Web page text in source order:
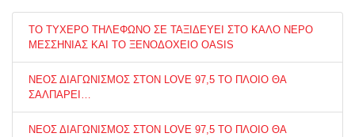
ΤΟ ΤΥΧΕΡΟ ΤΗΛΕΦΩΝΟ ΣΕ ΤΑΞΙΔΕΥΕΙ ΣΤΟ ΚΑΛΟ ΝΕΡΟ
ΜΕΣΣΗΝΙΑΣ ΚΑΙ ΤΟ ΞΕΝΟΔΟΧΕΙΟ OASIS
ΝΕΟΣ ΔΙΑΓΩΝΙΣΜΟΣ ΣΤΟΝ LOVE 97,5 ΤΟ ΠΛΟΙΟ ΘΑ
ΣΑΛΠΑΡΕΙ…
ΝΕΟΣ ΔΙΑΓΩΝΙΣΜΟΣ ΣΤΟΝ LOVE 97,5 ΤΟ ΠΛΟΙΟ ΘΑ